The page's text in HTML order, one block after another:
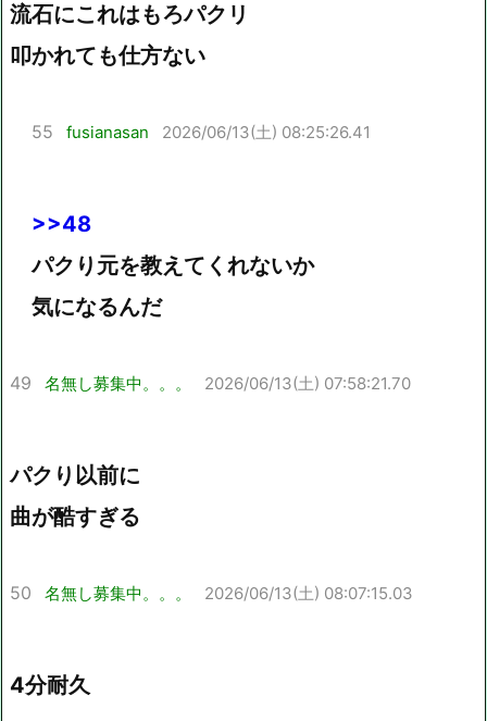
流石にこれはもろパクリ
叩かれても仕方ない
55 fusianasan 2026/06/13(土) 08:25:26.41
>>48
パクり元を教えてくれないか
気になるんだ
49 名無し募集中。。。 2026/06/13(土) 07:58:21.70
パクり以前に
曲が酷すぎる
50 名無し募集中。。。 2026/06/13(土) 08:07:15.03
4分耐久